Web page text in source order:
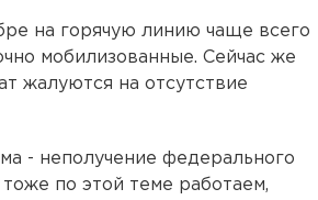
на горячую линию чаще всего
мобилизованные. Сейчас же
жалуются на отсутствие
- неполучение федерального
по этой теме работаем,